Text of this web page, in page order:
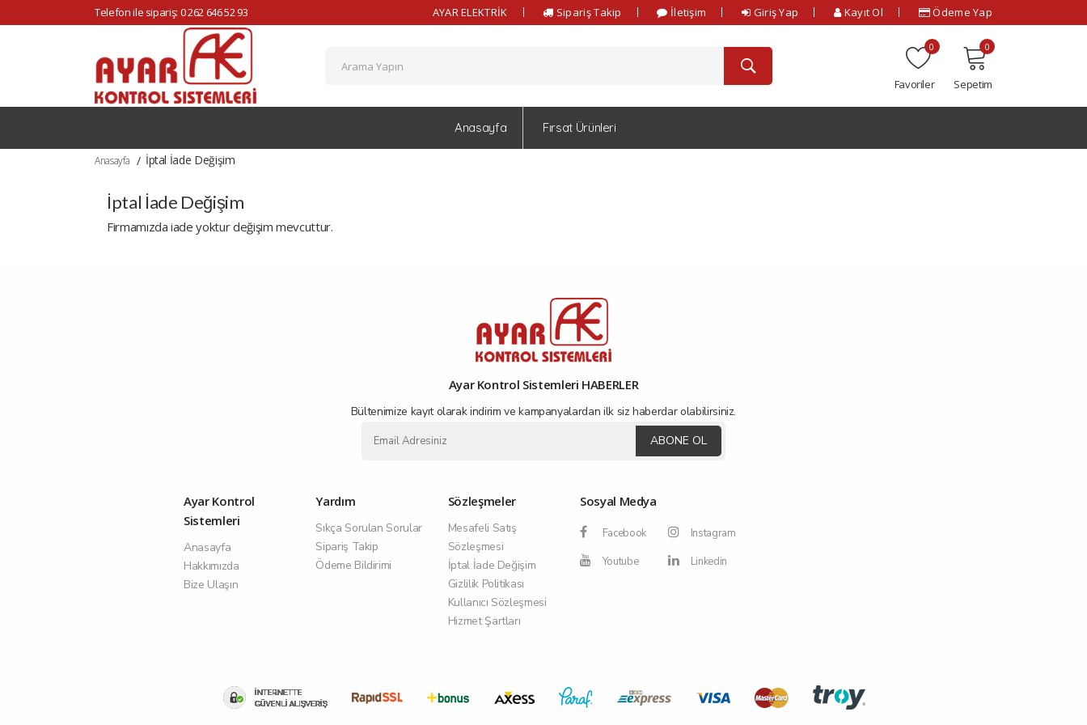
Telefon ile sipariş: 0 262 646 52 93 AYAR ELEKTRİK Sipariş Takip İletişim Giriş Yap Kayıt Ol Ödeme Yap
Favoriler
0
Sepetim
0
Anasayfa Fırsat Ürünleri
Anasayfa İptal İade Değişim
İptal İade Değişim
Firmamızda iade yoktur değişim mevcuttur.
Ayar Kontrol Sistemleri HABERLER
Bültenimize kayıt olarak indirim ve kampanyalardan ilk siz haberdar olabilirsiniz.
ABONE OL
Ayar Kontrol
Sistemleri
Anasayfa
Hakkımızda
Bize Ulaşın
Yardım
Sıkça Sorulan Sorular
Sipariş Takip
Ödeme Bildirimi
Sözleşmeler
Mesafeli Satış
Sözleşmesi
İptal İade Değişim
Gizlilik Politikası
Kullanıcı Sözleşmesi
Hizmet Şartları
Sosyal Medya
Facebook
Instagram
Youtube
Linkedin